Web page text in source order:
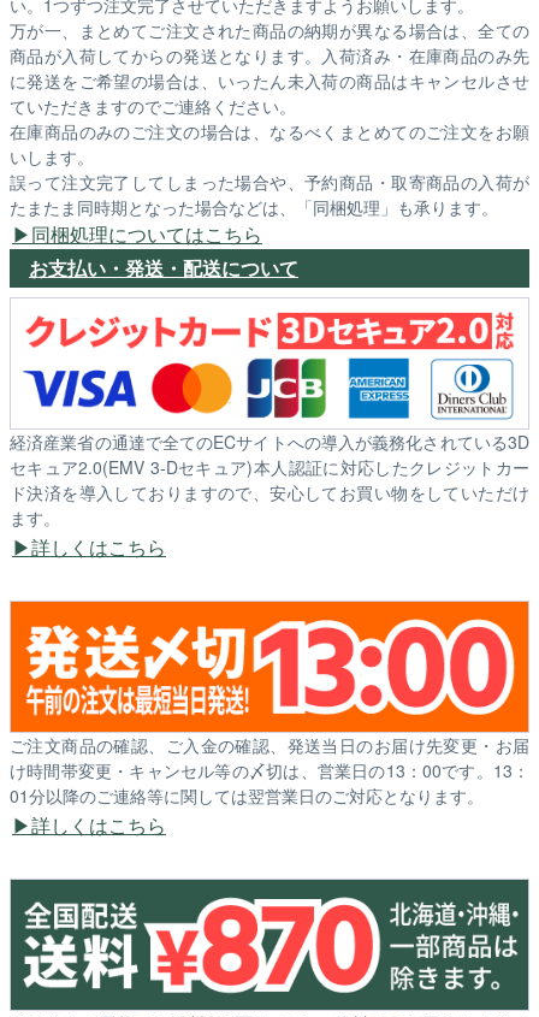
い。1つずつ注文完了させていただきますようお願いします。
万が一、まとめてご注文された商品の納期が異なる場合は、全ての
商品が入荷してからの発送となります。入荷済み・在庫商品のみ先
に発送をご希望の場合は、いったん未入荷の商品はキャンセルさせ
ていただきますのでご連絡ください。
在庫商品のみのご注文の場合は、なるべくまとめてのご注文をお願
いします。
誤って注文完了してしまった場合や、予約商品・取寄商品の入荷が
たまたま同時期となった場合などは、「同梱処理」も承ります。
同梱処理についてはこちら
お支払い・発送・配送について
経済産業省の通達で全てのECサイトへの導入が義務化されている3D
セキュア2.0(EMV 3-Dセキュア)本人認証に対応したクレジットカー
ド決済を導入しておりますので、安心してお買い物をしていただけ
ます。
詳しくはこちら
ご注文商品の確認、ご入金の確認、発送当日のお届け先変更・お届
け時間帯変更・キャンセル等の〆切は、営業日の13：00です。13：
01分以降のご連絡等に関しては翌営業日のご対応となります。
詳しくはこちら